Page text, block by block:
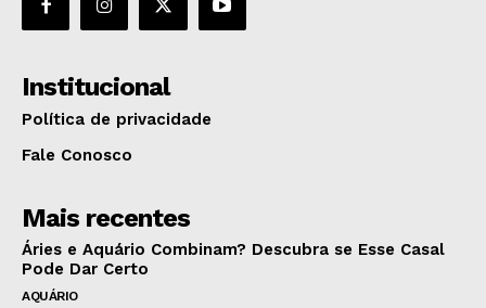
Institucional
Política de privacidade
Fale Conosco
Mais recentes
Áries e Aquário Combinam? Descubra se Esse Casal
Pode Dar Certo
AQUÁRIO